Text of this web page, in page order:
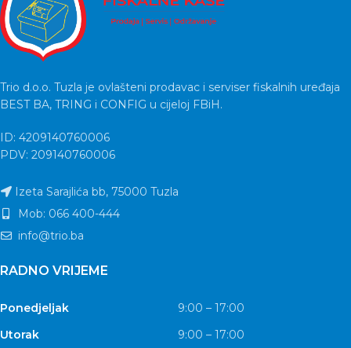
Trio d.o.o. Tuzla je ovlašteni prodavac i serviser fiskalnih uređaja
BEST BA, TRING i CONFIG u cijeloj FBiH.
ID: 4209140760006
PDV: 209140760006
Izeta Sarajlića bb, 75000 Tuzla
Mob: 066 400-444
info@trio.ba
RADNO VRIJEME
Ponedjeljak
9:00 – 17:00
Utorak
9:00 – 17:00